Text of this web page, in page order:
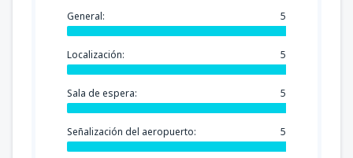
General: 5
Localización: 5
Sala de espera: 5
Señalización del aeropuerto: 5